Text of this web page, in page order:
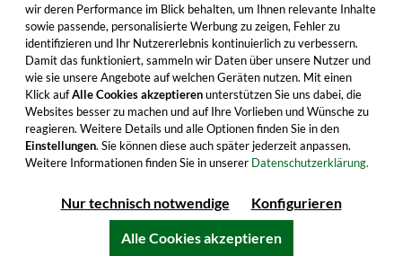
wir deren Performance im Blick behalten, um Ihnen relevante Inhalte
sowie passende, personalisierte Werbung zu zeigen, Fehler zu
identifizieren und Ihr Nutzererlebnis kontinuierlich zu verbessern.
Damit das funktioniert, sammeln wir Daten über unsere Nutzer und
wie sie unsere Angebote auf welchen Geräten nutzen. Mit einen
Klick aufAlle Cookies akzeptierenunterstützen Sie uns dabei, die
Websites besser zu machen und auf Ihre Vorlieben und Wünsche zu
reagieren. Weitere Details und alle Optionen finden Sie in den
Einstellungen. Sie können diese auch später jederzeit anpassen.
Weitere Informationen finden Sie in unserer Datenschutzerklärung.
Nur technisch notwendige Konfigurieren
Alle Cookies akzeptieren